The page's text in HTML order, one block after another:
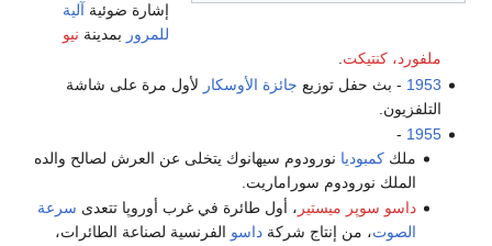
إشارة ضوئية آلية
للمرور بمدينة نيو
ملفورد، كنتيكت.
1953 - بث حفل توزيع جائزة الأوسكار لأول مرة على شاشة
التلفزيون.
1955
-
ملك كمبوديا نورودوم سيهانوك يتخلى عن العرش لصالح والده
الملك نورودوم سوراماريت.
داسو سوپر ميستير ، أول طائرة في غرب أوروپا تتعدى سرعة
الصوت، من إنتاج شركة داسو الفرنسية لصناعة الطائرات،